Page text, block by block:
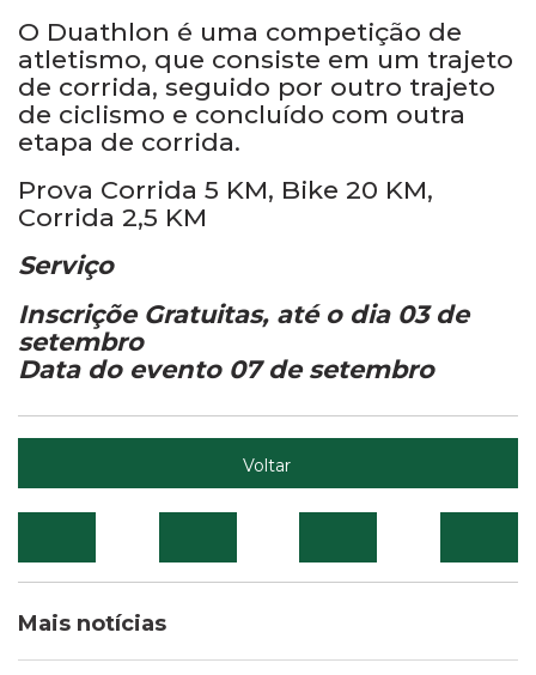
O Duathlon é uma competição de
atletismo, que consiste em um trajeto
de corrida, seguido por outro trajeto
de ciclismo e concluído com outra
etapa de corrida.
Prova Corrida 5 KM, Bike 20 KM,
Corrida 2,5 KM
Serviço
Inscriçõe Gratuitas, até o dia 03 de
setembro
Data do evento 07 de setembro
Voltar
Mais notícias